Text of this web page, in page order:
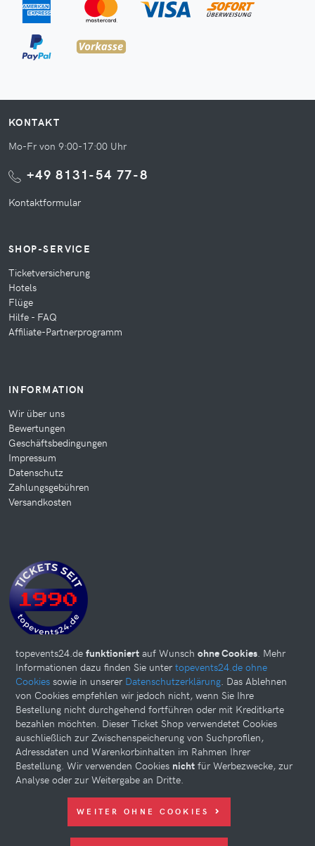
KONTAKT
Mo-Fr von 9:00-17:00 Uhr
+49 8131-54 77-8
Kontaktformular
SHOP-SERVICE
Ticketversicherung
Hotels
Flüge
Hilfe - FAQ
Affiliate-Partnerprogramm
INFORMATION
Wir über uns
Bewertungen
Geschäftsbedingungen
Impressum
Datenschutz
Zahlungsgebühren
Versandkosten
Diese Website kann Cookies verwenden. Bitte nehmen Sie weiter
unten Ihre Einstellungen vor.
© 2026 topevents24.de. All rights reserved.
topevents24.de funktioniert auf Wunsch ohne Cookies. Mehr
Informationen dazu finden Sie unter topevents24.de ohne
Cookies sowie in unserer Datenschutzerklärung. Das Ablehnen
von Cookies empfehlen wir jedoch nicht, wenn Sie Ihre
Bestellung nicht durchgehend fortführen oder mit Kreditkarte
bezahlen möchten. Dieser Ticket Shop verwendetet Cookies
auschließlich zur Zwischenspeicherung von Suchprofilen,
Adressdaten und Warenkorbinhalten im Rahmen Ihrer
Bestellung. Wir verwenden Cookies nicht für Werbezwecke, zur
Analyse oder zur Weitergabe an Dritte.
WEITER OHNE COOKIES